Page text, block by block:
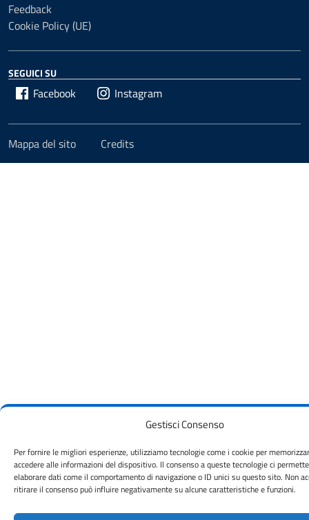
Gestisci Consenso
Per fornire le migliori esperienze, utilizziamo tecnologie come i cookie per
accedere alle informazioni del dispositivo. Il consenso a queste tecnologie ci
elaborare dati come il comportamento di navigazione o ID unici su questo sito. Non
ritirare il consenso può influire negativamente su alcune caratteristiche e funzioni.
Feedback
Cookie Policy (UE)
SEGUICI SU
Facebook Instagram
Mappa del sito Credits